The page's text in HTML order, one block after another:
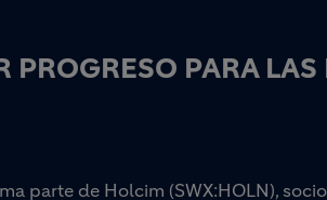
PROGRESO PARA
parte de Holcim (SWX:HOLN),